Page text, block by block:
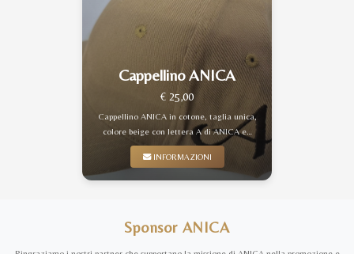
Cappellino ANICA
€ 25,00
Cappellino ANICA in cotone, taglia unica,
colore beige con lettera A di ANICA e…
INFORMAZIONI
Sponsor ANICA